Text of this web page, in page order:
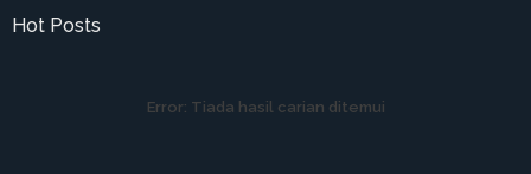
Hot Posts
Error: Tiada hasil carian ditemui